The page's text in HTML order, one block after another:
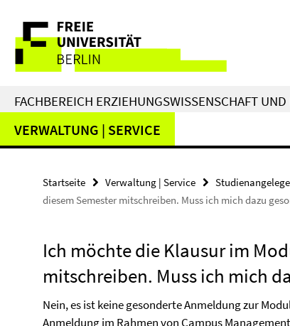
direkt
Inhalt
Service-
Navigation
FACHBEREICH ERZIEHUNGSWISSENSCHAFT
VERWALTUNG | SERVICE
Startseite Verwaltung | Service
diesem Semester mitschreiben. Muss ich mich dazu
Ich möchte die Klausur im
mitschreiben. Muss ich mich
Nein, es ist keine gesonderte Anmeldung zur
Anmeldung im Rahmen von Campus